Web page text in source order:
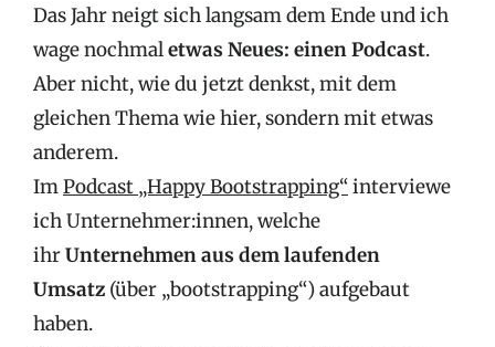
Das Jahr neigt sich langsam dem Ende und ich
wage nochmaletwas Neues: einen Podcast.
Aber nicht, wie du jetzt denkst, mit dem
gleichen Thema wie hier, sondern mit etwas
anderem.
ImPodcast „Happy Bootstrapping“interviewe
ich Unternehmer:innen, welche
ihrUnternehmen aus dem laufenden
Umsatz (über „bootstrapping“) aufgebaut
haben.